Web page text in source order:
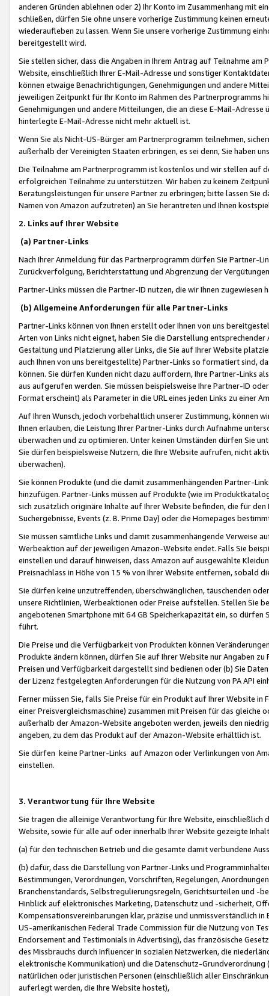
anderen Gründen ablehnen oder 2) Ihr Konto im Zusammenhang mit
schließen, dürfen Sie ohne unsere vorherige Zustimmung keinen
wiederaufleben zu lassen. Wenn Sie unsere vorherige Zustimmung
bereitgestellt wird.
Sie stellen sicher, dass die Angaben in Ihrem Antrag auf Teilnahme
Website, einschließlich Ihrer E-Mail-Adresse und sonstiger
können etwaige Benachrichtigungen, Genehmigungen und andere
jeweiligen Zeitpunkt für Ihr Konto im Rahmen des Partnerprogramms
Genehmigungen und andere Mitteilungen, die an diese E-Mail-
hinterlegte E-Mail-Adresse nicht mehr aktuell ist.
Wenn Sie als Nicht-US-Bürger am Partnerprogramm teilnehmen,
außerhalb der Vereinigten Staaten erbringen, es sei denn, Sie haben
Die Teilnahme am Partnerprogramm ist kostenlos und wir stellen auf
erfolgreichen Teilnahme zu unterstützen. Wir haben zu keinem
Beratungsleistungen für unsere Partner zu erbringen; bitte lassen Sie
Namen von Amazon aufzutreten) an Sie herantreten und Ihnen
2. Links auf Ihrer Website
(a) Partner-Links
Nach Ihrer Anmeldung für das Partnerprogramm dürfen Sie Partner-
Zurückverfolgung, Berichterstattung und Abgrenzung der
Partner-Links müssen die Partner-ID nutzen, die wir Ihnen zugewiesen
(b) Allgemeine Anforderungen für alle Partner-Links
Partner-Links können von Ihnen erstellt oder Ihnen von uns
Arten von Links nicht eignet, haben Sie die Darstellung
Gestaltung und Platzierung aller Links, die Sie auf Ihrer Website
auch Ihnen von uns bereitgestellte) Partner-Links so formatiert sind,
können. Sie dürfen Kunden nicht dazu auffordern, Ihre Partner-Links
aus aufgerufen werden. Sie müssen beispielsweise Ihre Partner-ID
Format erscheint) als Parameter in die URL eines jeden Links zu einer
Auf Ihren Wunsch, jedoch vorbehaltlich unserer Zustimmung, können
Ihnen erlauben, die Leistung Ihrer Partner-Links durch Aufnahme
überwachen und zu optimieren. Unter keinen Umständen dürfen Sie
Sie dürfen beispielsweise Nutzern, die Ihre Website aufrufen, nicht
überwachen).
Sie können Produkte (und die damit zusammenhängenden Partner-
hinzufügen. Partner-Links müssen auf Produkte (wie im
sich zusätzlich originäre Inhalte auf Ihrer Website befinden, die für
Suchergebnisse, Events (z. B. Prime Day) oder die Homepages
Sie müssen sämtliche Links und damit zusammenhängende
Werbeaktion auf der jeweiligen Amazon-Website endet. Falls Sie
einstellen und darauf hinweisen, dass Amazon auf ausgewählte
Preisnachlass in Höhe von 15 % von Ihrer Website entfernen, sobald
Sie dürfen keine unzutreffenden, überschwänglichen, täuschenden
unsere Richtlinien, Werbeaktionen oder Preise aufstellen. Stellen Sie
angebotenen Smartphone mit 64 GB Speicherkapazität ein, so dürfen
führt.
Die Preise und die Verfügbarkeit von Produkten können
Produkte ändern können, dürfen Sie auf Ihrer Website nur Angaben
Preisen und Verfügbarkeit dargestellt sind bedienen oder (b) Sie
der Lizenz festgelegten Anforderungen für die Nutzung von PA API
Ferner müssen Sie, falls Sie Preise für ein Produkt auf Ihrer Website
einer Preisvergleichsmaschine) zusammen mit Preisen für das
außerhalb der Amazon-Website angeboten werden, jeweils den
angeben, zu dem das Produkt auf der Amazon-Website erhältlich ist.
Sie dürfen keine Partner-Links auf Amazon oder Verlinkungen von
einstellen.
3. Verantwortung für Ihre Website
Sie tragen die alleinige Verantwortung für Ihre Website,
Website, sowie für alle auf oder innerhalb Ihrer Website gezeigte
(a) für den technischen Betrieb und die gesamte damit verbundene
(b) dafür, dass die Darstellung von Partner-Links und
Bestimmungen, Verordnungen, Vorschriften, Regelungen,
Branchenstandards, Selbstregulierungsregeln, Gerichtsurteilen und -
Hinblick auf elektronisches Marketing, Datenschutz und -sicherheit,
Kompensationsvereinbarungen klar, präzise und unmissverständlich
US-amerikanischen Federal Trade Commission für die Nutzung von
Endorsement and Testimonials in Advertising), das französische
des Missbrauchs durch Influencer in sozialen Netzwerken, die
elektronische Kommunikation) und die Datenschutz-
natürlichen oder juristischen Personen (einschließlich aller
auferlegt werden, die Ihre Website hostet),